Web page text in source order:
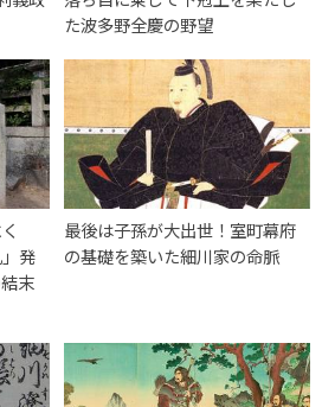
た波多野全慶の野望
発
末
最後は子孫が大出世！室町幕府
の基礎を築いた細川家の命脈